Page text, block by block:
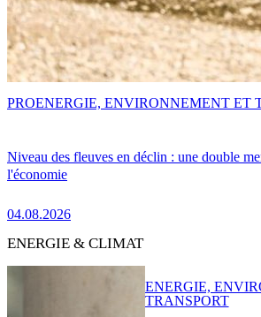
Niveau des fleuves en déclin : une double
l'économie
04.08.2026
PROENERGIE, ENVIRONNEMENT ET
ENERGIE & CLIMAT
ENERGIE,
TRANSPORT